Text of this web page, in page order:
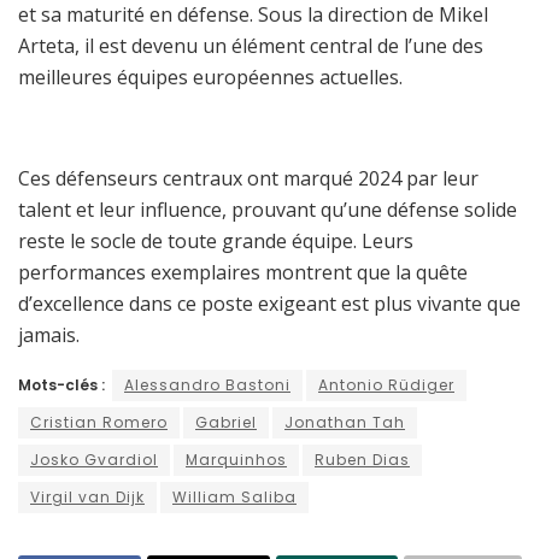
et sa maturité en défense. Sous la direction de Mikel
Arteta, il est devenu un élément central de l’une des
meilleures équipes européennes actuelles.
Ces défenseurs centraux ont marqué 2024 par leur
talent et leur influence, prouvant qu’une défense solide
reste le socle de toute grande équipe. Leurs
performances exemplaires montrent que la quête
d’excellence dans ce poste exigeant est plus vivante que
jamais.
Mots-clés : Alessandro Bastoni
Antonio Rüdiger
Cristian Romero
Gabriel
Jonathan Tah
Josko Gvardiol
Marquinhos
Ruben Dias
Virgil van Dijk
William Saliba